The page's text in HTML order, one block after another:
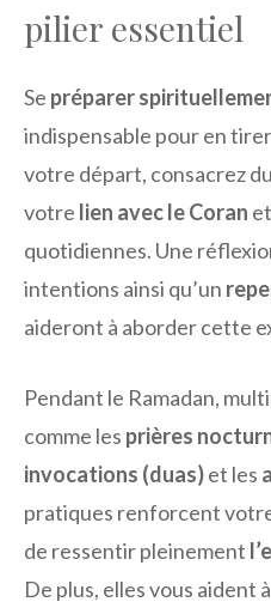
pilier essentiel
Se préparer
indispensable pour en
votre départ, consacrez
votre lien avec le Coran
quotidiennes. Une
intentions ainsi qu’un
aideront à aborder cette
Pendant le Ramadan,
comme les prières
invocations (duas)et les
pratiques renforcent
de ressentir pleinement
De plus, elles vous aident